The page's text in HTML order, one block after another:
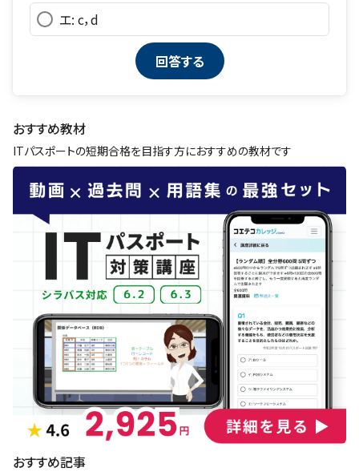
エ: c，d
おすすめ教材
ITパスポートの短期合格を目指す方におすすめの教材です
おすすめ記事